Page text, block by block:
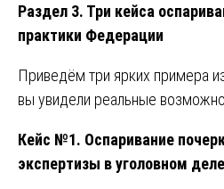
Раздел 3. Три кейса
практики Федерации
Приведём три ярких примера
вы увидели реальные
Кейс №1. Оспаривание
экспертизы в уголовном деле